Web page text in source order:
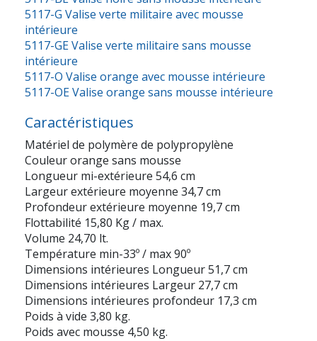
5117-G Valise verte militaire avec mousse
intérieure
5117-GE Valise verte militaire sans mousse
intérieure
5117-O Valise orange avec mousse intérieure
5117-OE Valise orange sans mousse intérieure
Caractéristiques
Matériel de polymère de polypropylène
Couleur orange sans mousse
Longueur mi-extérieure 54,6 cm
Largeur extérieure moyenne 34,7 cm
Profondeur extérieure moyenne 19,7 cm
Flottabilité 15,80 Kg / max.
Volume 24,70 lt.
Température min-33º / max 90º
Dimensions intérieures Longueur 51,7 cm
Dimensions intérieures Largeur 27,7 cm
Dimensions intérieures profondeur 17,3 cm
Poids à vide 3,80 kg.
Poids avec mousse 4,50 kg.